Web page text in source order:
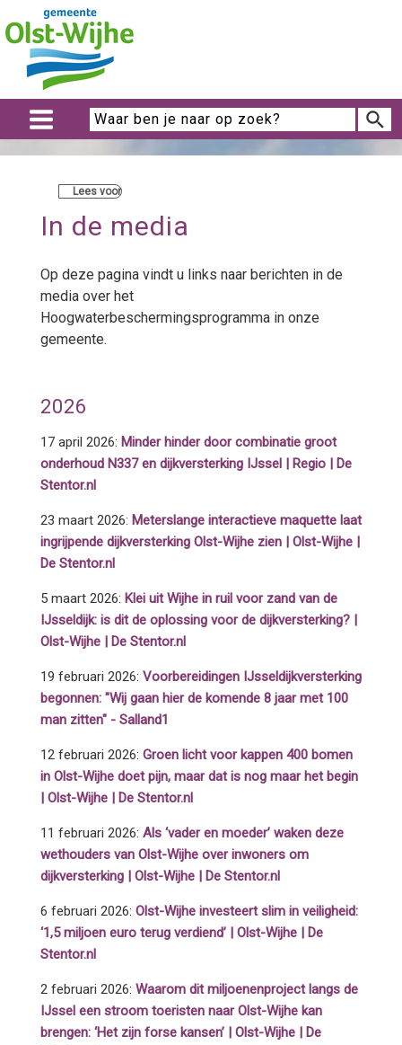
Lees voor
In de media
Op deze pagina vindt u links naar berichten in de
media over het
Hoogwaterbeschermingsprogramma in onze
gemeente.
2026
17 april 2026: Minder hinder door combinatie groot
onderhoud N337 en dijkversterking IJssel | Regio | De
Stentor.nl
23 maart 2026: Meterslange interactieve maquette laat
ingrijpende dijkversterking Olst-Wijhe zien | Olst-Wijhe |
De Stentor.nl
5 maart 2026: Klei uit Wijhe in ruil voor zand van de
IJsseldijk: is dit de oplossing voor de dijkversterking? |
Olst-Wijhe | De Stentor.nl
19 februari 2026: Voorbereidingen IJsseldijkversterking
begonnen: "Wij gaan hier de komende 8 jaar met 100
man zitten" - Salland1
12 februari 2026: Groen licht voor kappen 400 bomen
in Olst-Wijhe doet pijn, maar dat is nog maar het begin
| Olst-Wijhe | De Stentor.nl
11 februari 2026: Als ‘vader en moeder’ waken deze
wethouders van Olst-Wijhe over inwoners om
dijkversterking | Olst-Wijhe | De Stentor.nl
6 februari 2026: Olst-Wijhe investeert slim in veiligheid:
‘1,5 miljoen euro terug verdiend’ | Olst-Wijhe | De
Stentor.nl
2 februari 2026: Waarom dit miljoenenproject langs de
IJssel een stroom toeristen naar Olst-Wijhe kan
brengen: ‘Het zijn forse kansen’ | Olst-Wijhe | De